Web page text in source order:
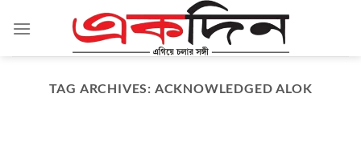
TAG ARCHIVES: ACKNOWLEDGED ALOK